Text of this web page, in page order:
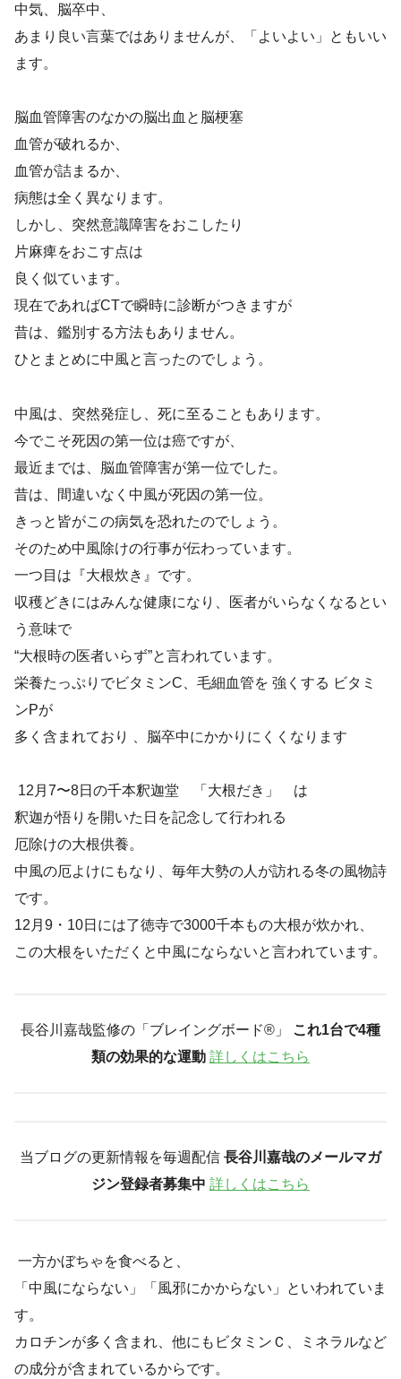
中気、脳卒中、
あまり良い言葉ではありませんが、「よいよい」ともいい
ます。
脳血管障害のなかの脳出血と脳梗塞
血管が破れるか、
血管が詰まるか、
病態は全く異なります。
しかし、突然意識障害をおこしたり
片麻痺をおこす点は
良く似ています。
現在であればCTで瞬時に診断がつきますが
昔は、鑑別する方法もありません。
ひとまとめに中風と言ったのでしょう。
中風は、突然発症し、死に至ることもあります。
今でこそ死因の第一位は癌ですが、
最近までは、脳血管障害が第一位でした。
昔は、間違いなく中風が死因の第一位。
きっと皆がこの病気を恐れたのでしょう。
そのため中風除けの行事が伝わっています。
一つ目は『大根炊き』です。
収穫どきにはみんな健康になり、医者がいらなくなるとい
う意味で
“大根時の医者いらず”と言われています。
栄養たっぷりでビタミンC、毛細血管を 強くする ビタミ
ンPが
多く含まれており 、脳卒中にかかりにくくなります
12月7〜8日の千本釈迦堂 「大根だき」 は
釈迦が悟りを開いた日を記念して行われる
厄除けの大根供養。
中風の厄よけにもなり、毎年大勢の人が訪れる冬の風物詩
です。
12月9・10日には了徳寺で3000千本もの大根が炊かれ、
この大根をいただくと中風にならないと言われています。
長谷川嘉哉監修の「ブレイングボード®︎」
これ1台で4種
類の効果的な運動 詳しくはこちら
当ブログの更新情報を毎週配信 長谷川嘉哉のメールマガ
ジン登録者募集中 詳しくはこちら
一方かぼちゃを食べると、
「中風にならない」「風邪にかからない」といわれていま
す。
カロチンが多く含まれ、他にもビタミンＣ、ミネラルなど
の成分が含まれているからです。